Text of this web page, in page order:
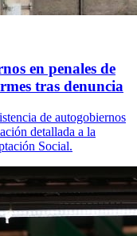
en penales de
tras denuncia
de autogobiernos
detallada a la
Social.